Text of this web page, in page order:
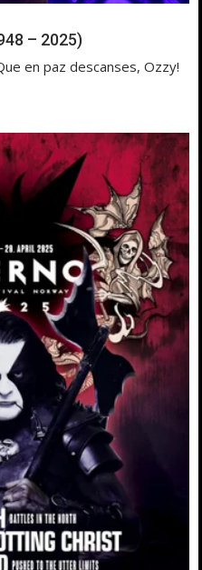
– 2025)
en paz descanses, Ozzy!